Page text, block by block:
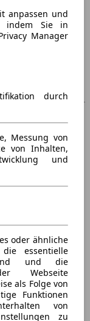
anpassen und
indem Sie in
Manager
durch
Messung von
von Inhalten,
und
oder ähnliche
essentielle
und die
Webseite
als Folge von
Funktionen
von
zu